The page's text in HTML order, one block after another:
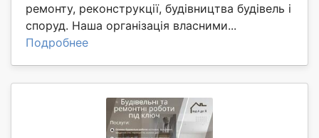
ремонту, реконструкції, будівництва будівель і
споруд. Наша організація власними...
Подробнее